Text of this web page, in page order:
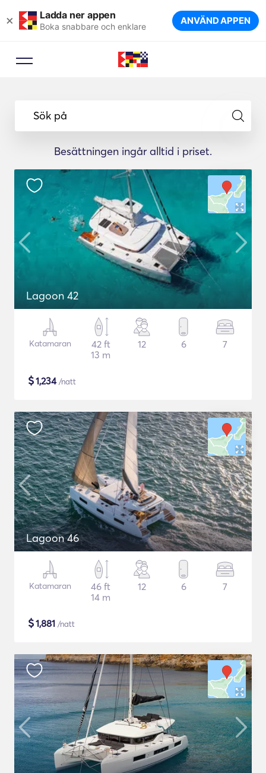
× Ladda ner appen
Boka snabbare och enklare ANVÄND APPEN
Sök på
Besättningen ingår alltid i priset.
Lagoon 42
Katamaran
42 ft
13 m
12 6 7
$1,234/natt
Lagoon 46
Katamaran
46 ft
14 m
12 6 7
$1,881 /natt